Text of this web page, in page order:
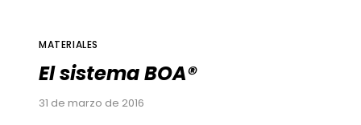
MATERIALES
El sistema BOA®
31 de marzo de 2016